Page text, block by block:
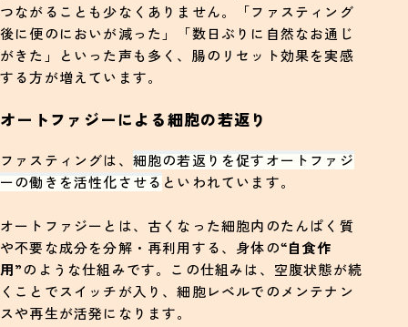
つながることも少なくありません。「ファスティング
後に便のにおいが減った」「数日ぶりに自然なお通じ
がきた」といった声も多く、腸のリセット効果を実感
する方が増えています。
オートファジーによる細胞の若返り
ファスティングは、 細胞の若返りを促すオートファジ
ーの働きを活性化させる といわれています。
オートファジーとは、古くなった細胞内のたんぱく質
や不要な成分を分解・再利用する、身体の“自食作
用”のような仕組みです。この仕組みは、空腹状態が続
くことでスイッチが入り、細胞レベルでのメンテナン
スや再生が活発になります。